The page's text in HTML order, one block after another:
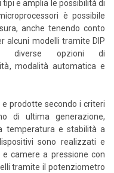
e amplia le possibilità di
è possibile
anche tenendo conto
alcuni modelli tramite DIP
diverse opzioni di
modalità automatica e
e prodotte secondo i criteri
di ultima generazione,
temperatura e stabilità a
sono realizzati e
camere a pressione con
tramite il potenziometro